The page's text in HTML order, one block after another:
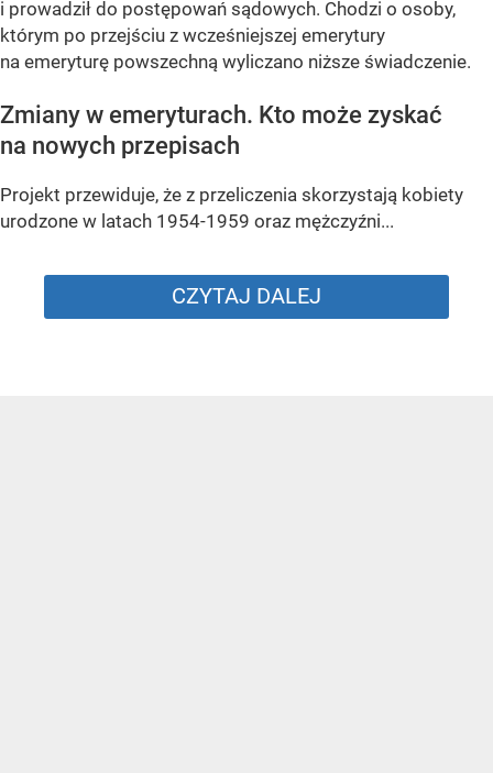
i prowadził do postępowań sądowych. Chodzi o osoby,
którym po przejściu z wcześniejszej emerytury
na emeryturę powszechną wyliczano niższe świadczenie.
Zmiany w emeryturach. Kto może zyskać
na nowych przepisach
Projekt przewiduje, że z przeliczenia skorzystają kobiety
urodzone w latach 1954-1959 oraz mężczyźni...
CZYTAJ DALEJ